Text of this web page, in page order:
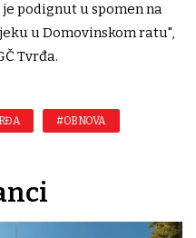
podignut u spomen na
u Domovinskom ratu",
Tvrđa.
#OBNOVA